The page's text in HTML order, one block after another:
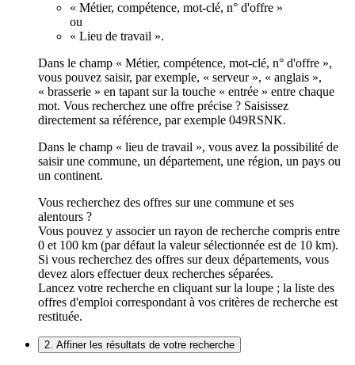
« Métier, compétence, mot-clé, n° d'offre »
ou
« Lieu de travail ».
Dans le champ « Métier, compétence, mot-clé, n° d'offre »,
vous pouvez saisir, par exemple, « serveur », « anglais »,
« brasserie » en tapant sur la touche « entrée » entre chaque
mot. Vous recherchez une offre précise ? Saisissez
directement sa référence, par exemple 049RSNK.
Dans le champ « lieu de travail », vous avez la possibilité de
saisir une commune, un département, une région, un pays ou
un continent.
Vous recherchez des offres sur une commune et ses
alentours ?
Vous pouvez y associer un rayon de recherche compris entre
0 et 100 km (par défaut la valeur sélectionnée est de 10 km).
Si vous recherchez des offres sur deux départements, vous
devez alors effectuer deux recherches séparées.
Lancez votre recherche en cliquant sur la loupe ; la liste des
offres d'emploi correspondant à vos critères de recherche est
restituée.
2. Affiner les résultats de votre recherche